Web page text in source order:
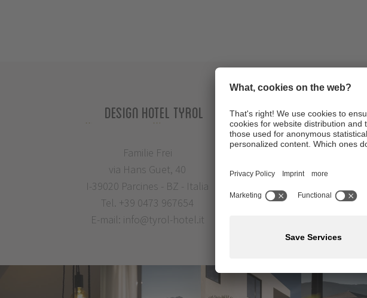
Design Hotel Tyrol
Familie Frei
via Hans Guet, 40
I-39020 Parcines - BZ - Italia
Tel. +39 0473 967654
E-mail: info@tyrol-hotel.it